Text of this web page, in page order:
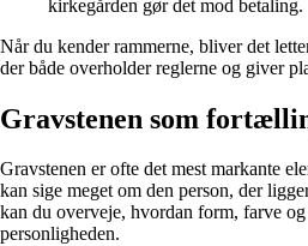
kirkegården gør det mod betaling.
Når du kender rammerne, bliver det
der både overholder reglerne og giver
Gravstenen som
Gravstenen er ofte det mest markante
kan sige meget om den person, der
kan du overveje, hvordan form, farve
personligheden.